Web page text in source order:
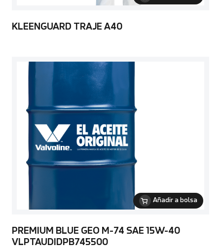
KLEENGUARD TRAJE A40
Añadir a bolsa
PREMIUM BLUE GEO M-74 SAE 15W-40
VLPTAUDIDPB745500